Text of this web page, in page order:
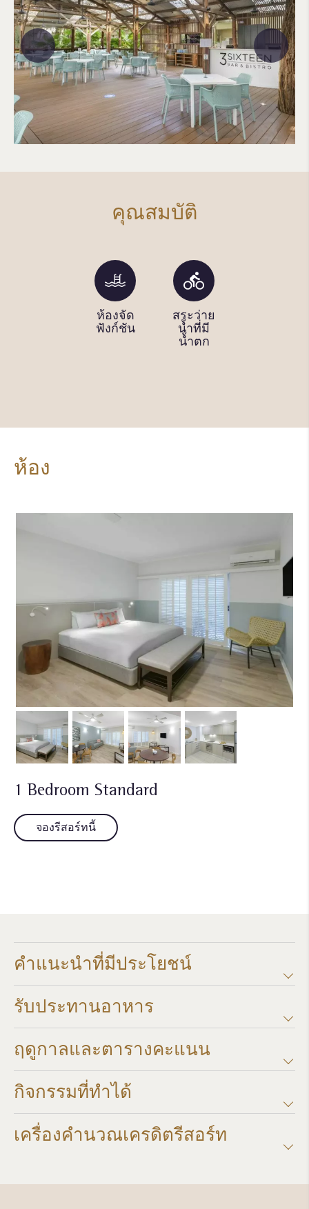
คุณสมบัติ
ห้องจัด
ฟังก์ชัน
สระว่าย
น้ำที่มี
น้ำตก
ห้อง
1 Bedroom Standard
จองรีสอร์ทนี้
คำแนะนำที่มีประโยชน์
รับประทานอาหาร
ฤดูกาลและตารางคะแนน​
กิจกรรมที่ทำได้
เครื่องคำนวณเครดิตรีสอร์ท​